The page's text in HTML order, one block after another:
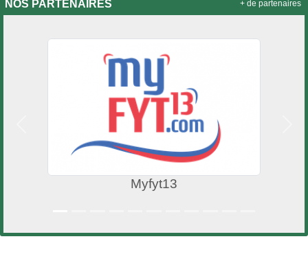
NOS PARTENAIRES
Myfyt13
+ de partenaires